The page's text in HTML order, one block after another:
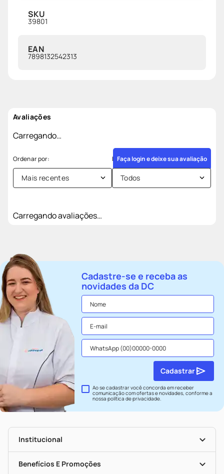
SKU
39801
EAN
7898132542313
Avaliações
Carregando…
Faça login e deixe sua avaliação
Mais recentes Todos
Carregando avaliações…
Cadastre-se e receba as
novidades da DC
Ao se cadastrar você concorda em receber
comunicação com ofertas e novidades, conforme a
nossapolítica de privacidade.
Cadastrar
Institucional
História
Nossas Lojas
Benefícios E Promoções